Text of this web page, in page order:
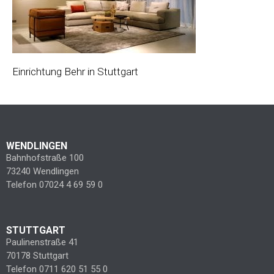
Einrichtung Behr in Stuttgart
WENDLINGEN
Bahnhofstraße 100
73240 Wendlingen
Telefon 07024 4 69 59 0
STUTTGART
Paulinenstraße 41
70178 Stuttgart
Telefon 0711 620 51 55 0